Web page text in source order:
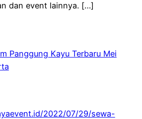
dan event lainnya. […]
Panggung Kayu Terbaru Mei
2022/07/29/sewa-